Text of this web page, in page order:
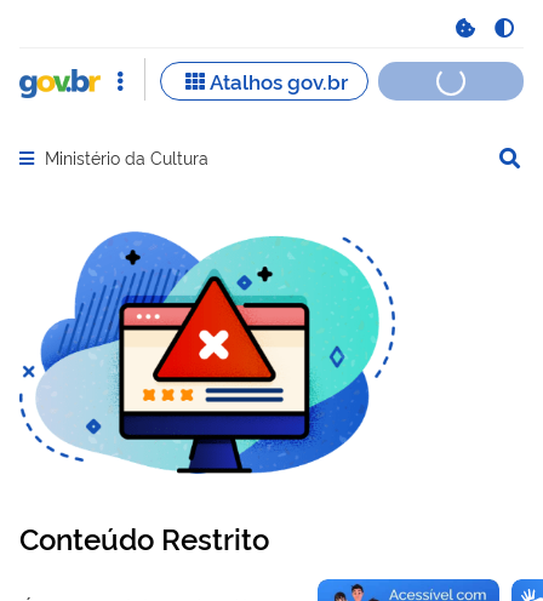
Abrir menu principal de navegação
Ministério da Cultura
Conteúdo Restrito